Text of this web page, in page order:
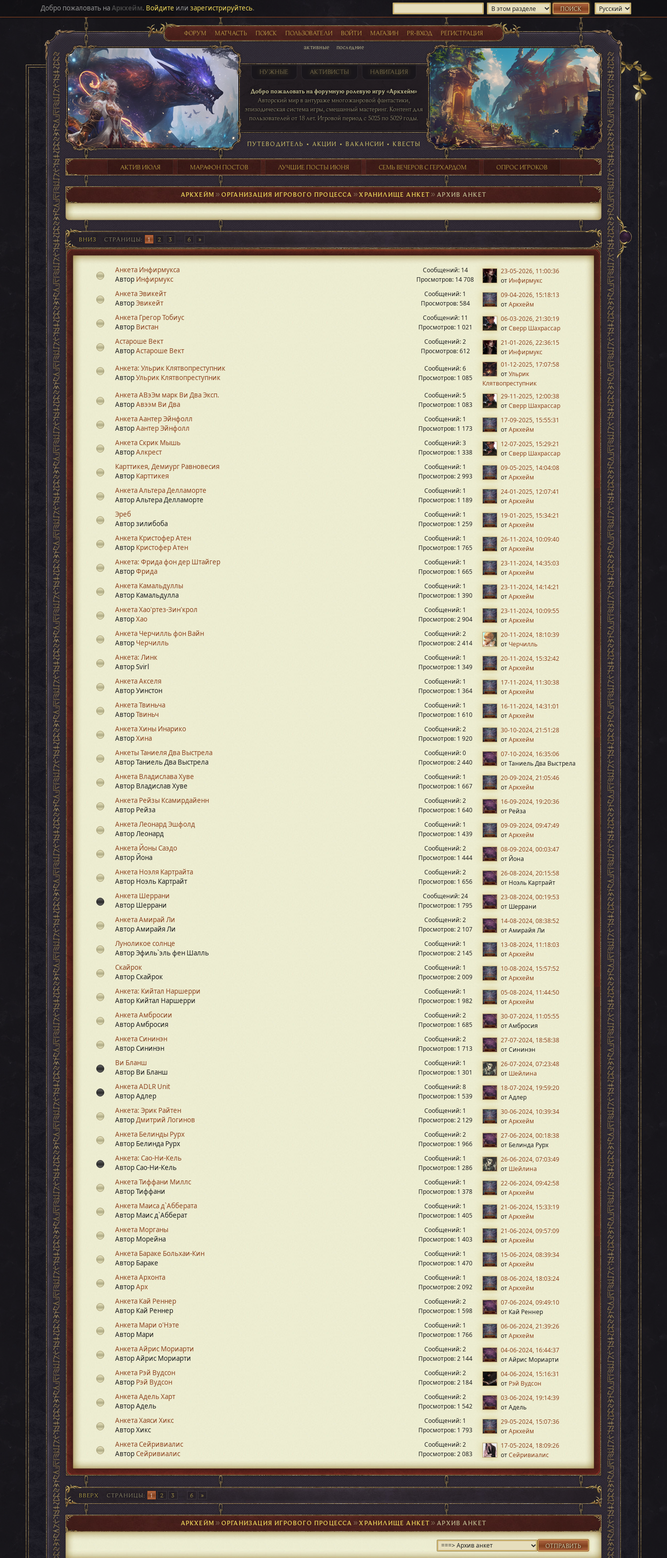
Добро пожаловать наАркхейм. Войдите или зарегистрируйтесь.
ФОРУМ МАТЧАСТЬ ПОИСК ПОЛЬЗОВАТЕЛИ ВОЙТИ МАГАЗИН PR-ВХОД РЕГИСТРАЦИЯ
активные последние
НУЖНЫЕ АКТИВИСТЫ НАВИГАЦИЯ
Добро пожаловать на форумную ролевую игру «Аркхейм»
Авторский мир в антураже многожанровой фантастики,
эпизодическая система игры, смешанный мастеринг. Контент для
пользователей от 18 лет. Игровой период с 5025 по 5029 годы.
таблице игровой активности
41 ПОСТОВ 31 ПОСТОВ 29 ПОСТОВ 24 ПОСТОВ
ПУТЕВОДИТЕЛЬ • АКЦИИ • ВАКАНСИИ • КВЕСТЫ
АКТИВ ИЮЛЯ МАРАФОН ПОСТОВ ЛУЧШИЕ ПОСТЫ ИЮНЯ СЕМЬ ВЕЧЕРОВ С ГЕРХАРДОМ ОПРОС ИГРОКОВ
АРКХЕЙМ ►ОРГАНИЗАЦИЯ ИГРОВОГО ПРОЦЕССА ►ХРАНИЛИЩЕ АНКЕТ ►АРХИВ АНКЕТ
ВНИЗ СТРАНИЦЫ 1 2 3 6
Анкета Инфирмукса
Автор Инфирмукс
Сообщений: 14
Просмотров: 14 708
23-05-2026, 11:00:36
от Инфирмукс
Анкета Эвикейт
АвторЭвикейт
Сообщений: 1
Просмотров: 584
09-04-2026, 15:18:13
отАркхейм
Анкета Грегор Тобиус
Автор Вистан
Сообщений: 11
Просмотров: 1 021
06-03-2026, 21:30:19
отСверр Шахрассар
Астароше Вект
АвторАстароше Вект
Сообщений: 2
Просмотров: 612
21-01-2026, 22:36:15
от Инфирмукс
Анкета: Ульрик Клятвопреступник
АвторУльрик Клятвопреступник
Сообщений: 6
Просмотров: 1 085
01-12-2025, 17:07:58
отУльрик
Клятвопреступник
Анкета АВэЭм марк Ви Два Эксп.
АвторАвээм Ви Два
Сообщений: 5
Просмотров: 1 083
29-11-2025, 12:00:38
отСверр Шахрассар
Анкета Аантер Эйнфолл
АвторАантер Эйнфолл
Сообщений: 1
Просмотров: 1 173
17-09-2025, 15:55:31
отАркхейм
Анкета Скрик Мышь
АвторАлкрест
Сообщений: 3
Просмотров: 1 338
12-07-2025, 15:29:21
отСверр Шахрассар
Карттикея, Демиург Равновесия
Автор Карттикея
Сообщений: 1
Просмотров: 2 993
09-05-2025, 14:04:08
отАркхейм
Анкета Альтера Делламорте
Автор Альтера Делламорте
Сообщений: 1
Просмотров: 1 189
24-01-2025, 12:07:41
отАркхейм
Эреб
Автор зилибоба
Сообщений: 1
Просмотров: 1 259
19-01-2025, 15:34:21
отАркхейм
Анкета Кристофер Атен
Автор Кристофер Атен
Сообщений: 1
Просмотров: 1 765
26-11-2024, 10:09:40
отАркхейм
Анкета: Фрида фон дер Штайгер
АвторФрида
Сообщений: 1
Просмотров: 1 665
23-11-2024, 14:35:03
отАркхейм
Анкета Камальдуллы
Автор Камальдулла
Сообщений: 1
Просмотров: 1 390
23-11-2024, 14:14:21
отАркхейм
Анкета Хао'ртез-Зин'крол
АвторХао
Сообщений: 1
Просмотров: 2 904
23-11-2024, 10:09:55
отАркхейм
Анкета Черчилль фон Вайн
Автор Черчилль
Сообщений: 2
Просмотров: 2 414
20-11-2024, 18:10:39
от Черчилль
Анкета: Линк
Автор Svirl
Сообщений: 1
Просмотров: 1 349
20-11-2024, 15:32:42
отАркхейм
Анкета Акселя
Автор Уинстон
Сообщений: 1
Просмотров: 1 364
17-11-2024, 11:30:38
отАркхейм
Анкета Твиньча
АвторТвиньч
Сообщений: 1
Просмотров: 1 610
16-11-2024, 14:31:01
отАркхейм
Анкета Хины Инарико
АвторХина
Сообщений: 2
Просмотров: 1 920
30-10-2024, 21:51:28
отАркхейм
Анкеты Таниеля Два Выстрела
Автор Таниель Два Выстрела
Сообщений: 0
Просмотров: 2 440
07-10-2024, 16:35:06
от Таниель Два Выстрела
Анкета Владислава Хуве
Автор Владислав Хуве
Сообщений: 1
Просмотров: 1 667
20-09-2024, 21:05:46
отАркхейм
Анкета Рейзы Ксамирдайенн
Автор Рейза
Сообщений: 2
Просмотров: 1 640
16-09-2024, 19:20:36
от Рейза
Анкета Леонард Эшфолд
Автор Леонард
Сообщений: 1
Просмотров: 1 439
09-09-2024, 09:47:49
отАркхейм
Анкета Йоны Саэдо
Автор Йона
Сообщений: 2
Просмотров: 1 444
08-09-2024, 00:03:47
от Йона
Анкета Ноэля Картрайта
Автор Ноэль Картрайт
Сообщений: 2
Просмотров: 1 656
26-08-2024, 20:15:58
от Ноэль Картрайт
Анкета Шеррани
Автор Шеррани
Сообщений: 24
Просмотров: 1 795
23-08-2024, 00:19:53
от Шеррани
Анкета Амирай Ли
Автор Амирайя Ли
Сообщений: 2
Просмотров: 2 107
14-08-2024, 08:38:52
от Амирайя Ли
Луноликое солнце
Автор Эфиль`эль фен Шалль
Сообщений: 1
Просмотров: 2 145
13-08-2024, 11:18:03
отАркхейм
Скайрок
Автор Скайрок
Сообщений: 1
Просмотров: 2 009
10-08-2024, 15:57:52
отАркхейм
Анкета: Кийтал Наршерри
Автор Кийтал Наршерри
Сообщений: 1
Просмотров: 1 982
05-08-2024, 11:44:50
отАркхейм
Анкета Амбросии
Автор Амбросия
Сообщений: 2
Просмотров: 1 685
30-07-2024, 11:05:55
от Амбросия
Анкета Сининэн
Автор Сининэн
Сообщений: 2
Просмотров: 1 713
27-07-2024, 18:58:38
от Сининэн
Ви Бланш
Автор Ви Бланш
Сообщений: 1
Просмотров: 1 301
26-07-2024, 07:23:48
от Шейлина
Анкета ADLR Unit
Автор Адлер
Сообщений: 8
Просмотров: 1 539
18-07-2024, 19:59:20
от Адлер
Анкета: Эрик Райтен
АвторДмитрий Логинов
Сообщений: 1
Просмотров: 2 129
30-06-2024, 10:39:34
отАркхейм
Анкета Белинды Рурх
Автор Белинда Рурх
Сообщений: 2
Просмотров: 1 966
27-06-2024, 00:18:38
от Белинда Рурх
Анкета: Сао-Ни-Кель
Автор Сао-Ни-Кель
Сообщений: 1
Просмотров: 1 286
26-06-2024, 07:03:49
от Шейлина
Анкета Тиффани Миллс
Автор Тиффани
Сообщений: 1
Просмотров: 1 378
22-06-2024, 09:42:58
отАркхейм
Анкета Маиса д`Абберата
Автор Маис д`Абберат
Сообщений: 1
Просмотров: 1 405
21-06-2024, 15:33:19
отАркхейм
Анкета Морганы
Автор Морейна
Сообщений: 1
Просмотров: 1 403
21-06-2024, 09:57:09
отАркхейм
Анкета Бараке Больхаи-Кин
Автор Бараке
Сообщений: 1
Просмотров: 1 470
15-06-2024, 08:39:34
отАркхейм
Анкета Архонта
АвторАрх
Сообщений: 1
Просмотров: 2 092
08-06-2024, 18:03:24
отАркхейм
Анкета Кай Реннер
Автор Кай Реннер
Сообщений: 2
Просмотров: 1 598
07-06-2024, 09:49:10
от Кай Реннер
Анкета Мари о'Нэте
Автор Мари
Сообщений: 1
Просмотров: 1 766
06-06-2024, 21:39:26
отАркхейм
Анкета Айрис Мориарти
Автор Айрис Мориарти
Сообщений: 2
Просмотров: 2 144
04-06-2024, 16:44:37
от Айрис Мориарти
Анкета Рэй Вудсон
Автор Рэй Вудсон
Сообщений: 2
Просмотров: 2 184
04-06-2024, 15:16:31
от Рэй Вудсон
Анкета Адель Харт
Автор Адель
Сообщений: 2
Просмотров: 1 542
03-06-2024, 19:14:39
от Адель
Анкета Хаяси Хикс
Автор Хикс
Сообщений: 1
Просмотров: 1 793
29-05-2024, 15:07:36
отАркхейм
Анкета Сейривиалис
АвторСейривиалис
Сообщений: 2
Просмотров: 2 083
17-05-2024, 18:09:26
отСейривиалис
ВВЕРХ СТРАНИЦЫ 1 2 3 6
АРКХЕЙМ ►ОРГАНИЗАЦИЯ ИГРОВОГО ПРОЦЕССА ►ХРАНИЛИЩЕ АНКЕТ ►АРХИВ АНКЕТ